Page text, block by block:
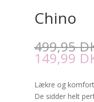
Chino
499,95
149,99
Lækre og
De sidder helt